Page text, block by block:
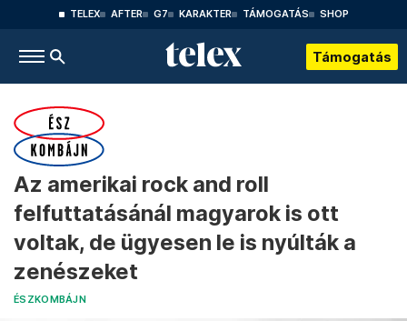
TELEX AFTER G7 KARAKTER TÁMOGATÁS SHOP
Támogatás
Az amerikai rock and roll
felfuttatásánál magyarok is ott
voltak, de ügyesen le is nyúlták a
zenészeket
ÉSZKOMBÁJN